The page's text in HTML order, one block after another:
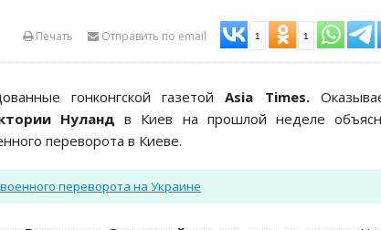
Отправить по email 1 1
Печать
гонконгской газетойAsia Times.
Нуланд в Киев на прошлой неделе
переворота в Киеве.
переворота на Украине